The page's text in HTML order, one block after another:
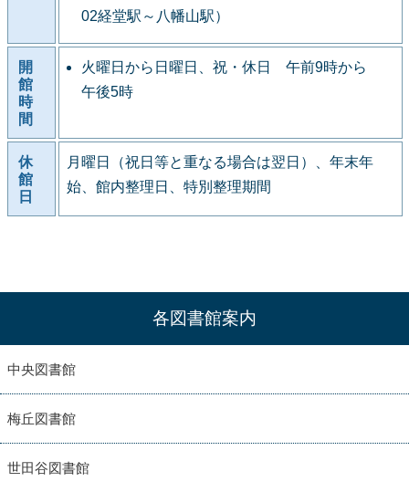
02経堂駅～八幡山駅）
開
館
時
間
火曜日から日曜日、祝・休日 午前9時から
午後5時
休
館
日
月曜日（祝日等と重なる場合は翌日）、年末年
始、館内整理日、特別整理期間
各図書館案内
中央図書館
梅丘図書館
世田谷図書館